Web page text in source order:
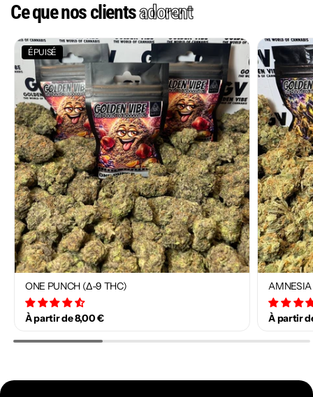
Ce que nos clientsadorent
ÉPUISÉ
ONE PUNCH (Δ-9 THC)
À partir de 8,00 € À partir